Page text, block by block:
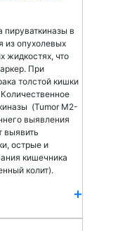
в
из опухолевых
жидкостях, что
При
толстой кишки
(Tumor M2-
выявления
выявить
острые и
кишечника
колит).